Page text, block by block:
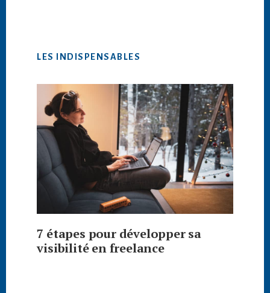
LES INDISPENSABLES
7 étapes pour développer sa
visibilité en freelance